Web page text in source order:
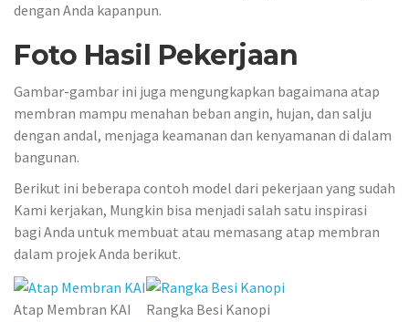
dengan Anda kapanpun.
Foto Hasil Pekerjaan
Gambar-gambar ini juga mengungkapkan bagaimana atap
membran mampu menahan beban angin, hujan, dan salju
dengan andal, menjaga keamanan dan kenyamanan di dalam
bangunan.
Berikut ini beberapa contoh model dari pekerjaan yang sudah
Kami kerjakan, Mungkin bisa menjadi salah satu inspirasi
bagi Anda untuk membuat atau memasang atap membran
dalam projek Anda berikut.
Atap Membran KAI Rangka Besi Kanopi